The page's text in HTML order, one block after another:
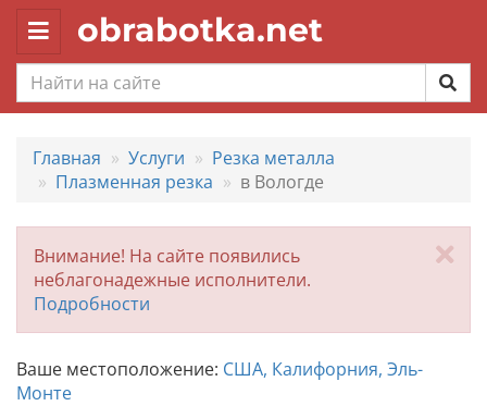
Toggle
navigation
obrabotka.net
Главная Услуги
Резка металла
Плазменная резка
в Вологде
Внимание! На сайте появились
неблагонадежные исполнители.
Подробности
Ваше местоположение: США, Калифорния, Эль-
Монте